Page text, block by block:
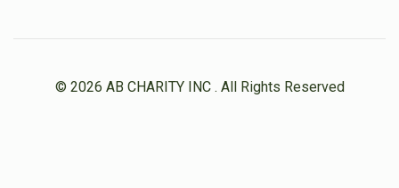
© 2026 AB CHARITY INC . All Rights Reserved